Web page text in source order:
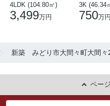
4LDK (104.80㎡)
3,499万円
3K (46.34
750万円
新築 みどり市大間々町大間
ペー